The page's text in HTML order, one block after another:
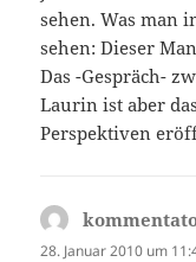
sehen. Was man
sehen: Dieser
Das -Gespräch-
Laurin ist aber
Perspektiven
28. Januar 2010 um